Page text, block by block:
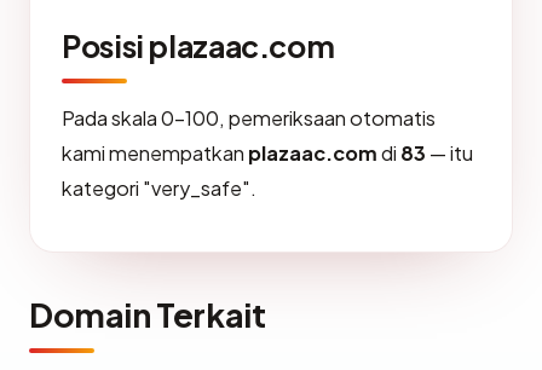
Posisi plazaac.com
Pada skala 0-100, pemeriksaan otomatis
kami menempatkan plazaac.comdi 83 — itu
kategori "very_safe".
Domain Terkait